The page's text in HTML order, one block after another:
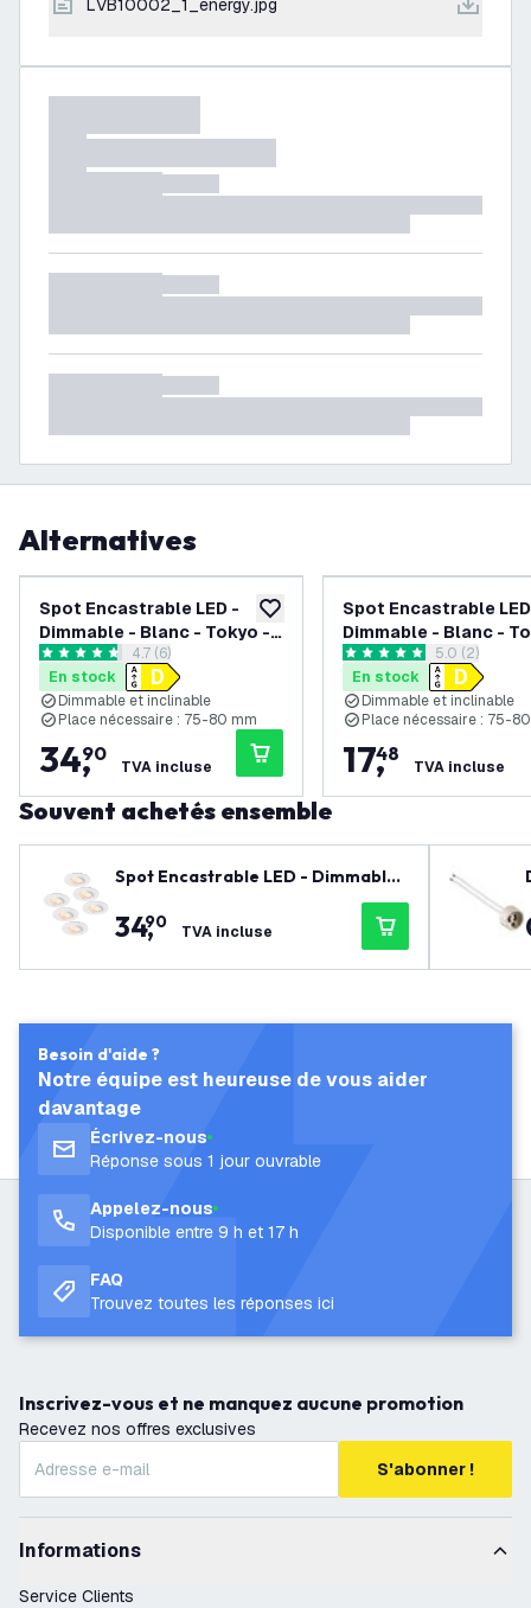
LVB10002_1_energy.jpg
Alternatives
ajouter à la liste de souhaits
Spot Encastrable LED -
Dimmable - Blanc - Tokyo -
3W - 2700K - Ø92mm - 6
pièces
ouvrir le tiroir des avis
4.7 étoiles de notation
4.7 (6)
En stock
Dimmable et inclinable
Place nécessaire : 75-80 mm
34,
90
TVA incluse
Spot Encastrable
Dimmable - Blanc -
3W - 2700K - Ø92mm
pièces
ouvrir le
5 étoiles de notation
5.0 (2)
En stock
Dimmable et inclinable
Place nécessaire : 75-
17,
48
TVA incluse
Souvent achetés ensemble
Spot Encastrable LED - Dimmable
- Blanc - Tokyo - 3W - 2700K - Ø92
mm - 6 pièces
34,
90 TVA incluse
Besoin d'aide ?
Notre équipe est heureuse de vous aider
davantage
Écrivez-nous
Réponse sous 1 jour ouvrable
Appelez-nous
Disponible entre 9 h et 17 h
FAQ
Trouvez toutes les réponses ici
Inscrivez-vous et ne manquez aucune promotion
Recevez nos offres exclusives
S'abonner !
Informations
Service Clients